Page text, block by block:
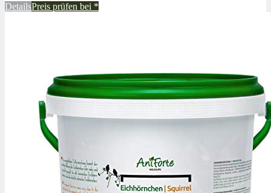
DetailsPreis prüfen bei *